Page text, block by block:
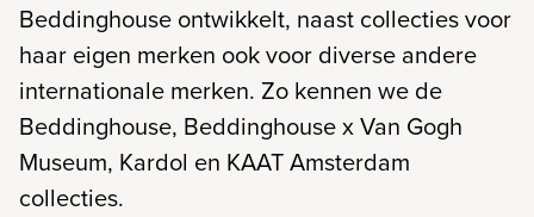
Beddinghouse ontwikkelt, naast collecties voor
haar eigen merken ook voor diverse andere
internationale merken. Zo kennen we de
Beddinghouse, Beddinghouse x Van Gogh
Museum, Kardol en KAAT Amsterdam
collecties.